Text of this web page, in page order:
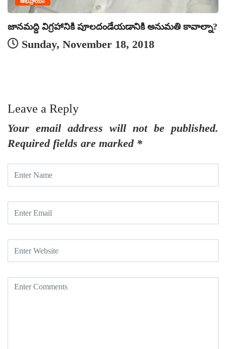
అభిప్రాయం
జానమద్ది విగ్రహానికి పూలదండేయడానికి అనుమతి కావాల్నా?
Sunday, November 18, 2018
Leave a Reply
Your email address will not be published.
Required fields are marked *